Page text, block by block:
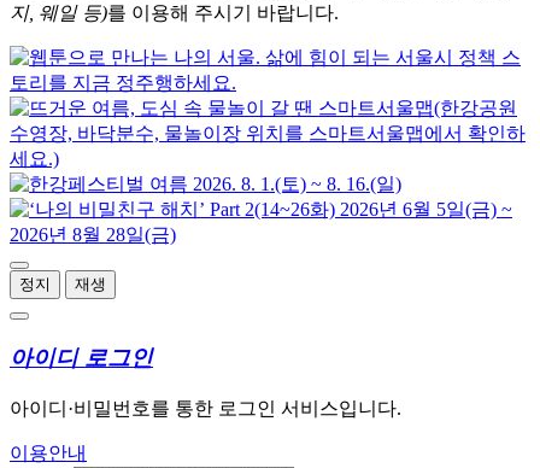
지, 웨일 등)를 이용해 주시기 바랍니다.
정지 재생
아이디 로그인
아이디·비밀번호를 통한 로그인 서비스입니다.
이용안내